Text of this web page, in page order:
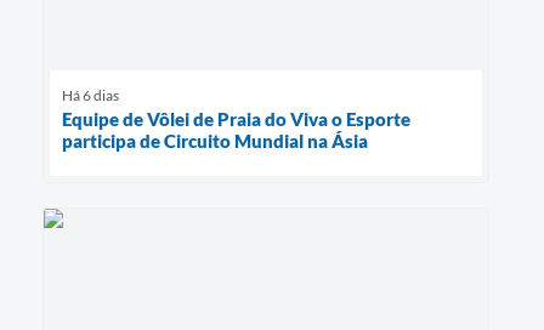
Há 6 dias
Equipe de Vôlei de Praia do Viva o Esporte
participa de Circuito Mundial na Ásia